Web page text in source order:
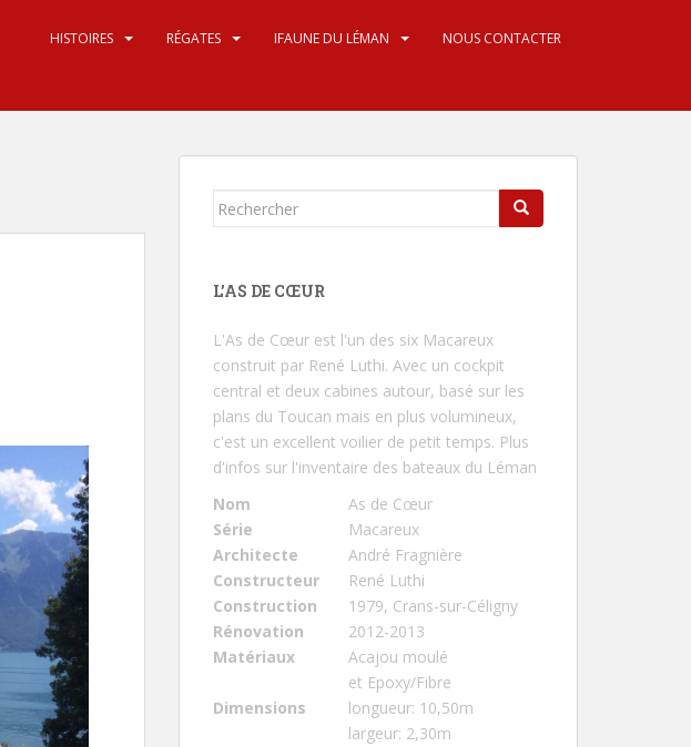
HISTOIRES RÉGATES IFAUNE DU LÉMAN NOUS CONTACTER
Rechercher...
L’AS DE CŒUR
L'As de Cœur est l'un des six Macareux
construit par René Luthi. Avec un cockpit
central et deux cabines autour, basé sur les
plans du Toucan mais en plus volumineux,
c'est un excellent voilier de petit temps. Plus
d'infos sur l'inventaire des bateaux du Léman
Nom
As de Cœur
Série
Macareux
Architecte
André Fragnière
Constructeur
René Luthi
Construction
1979, Crans-sur-Céligny
Rénovation
2012-2013
Matériaux
Acajou moulé
et Epoxy/Fibre
Dimensions
longueur: 10,50m
largeur: 2,30m